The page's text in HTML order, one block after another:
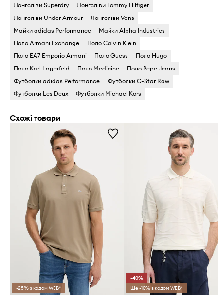
Лонгсліви Superdry
Лонгсліви Tommy Hilfiger
Лонгсліви Under Armour
Лонгсліви Vans
Майки adidas Performance
Майки Alpha Industries
Поло Armani Exchange
Поло Calvin Klein
Поло EA7 Emporio Armani
Поло Guess
Поло Hugo
Поло Karl Lagerfeld
Поло Medicine
Поло Pepe Jeans
Футболки adidas Performance
Футболки G-Star Raw
Футболки Les Deux
Футболки Michael Kors
Схожі товари
-25% з кодом WEB*
-40%
Ще -10% з кодом WEB*